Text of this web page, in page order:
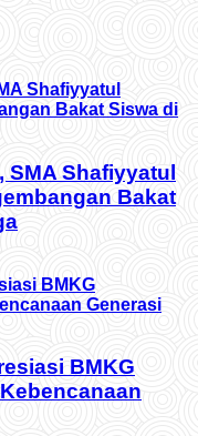
SMA Shafiyyatul
Bakat
BMKG